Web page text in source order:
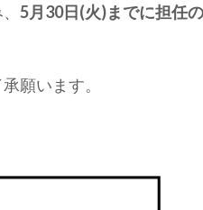
5月30日(火)までに担任
願います。